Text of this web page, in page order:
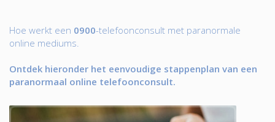
Hoe werkt een 0900-telefoonconsult met paranormale
online mediums.
Ontdek hieronder het eenvoudige stappenplan van een
paranormaal online telefoonconsult.